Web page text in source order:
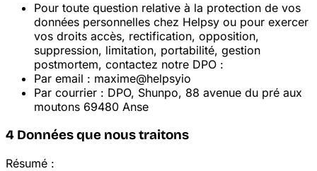
Pour toute question relative à la protection de vos
données personnelles chez Helpsy ou pour exercer
vos droits accès, rectification, opposition,
suppression, limitation, portabilité, gestion
postmortem, contactez notre DPO :
Par email : maxime@helpsyio
Par courrier : DPO, Shunpo, 88 avenue du pré aux
moutons 69480 Anse
4 Données que nous traitons
Résumé :